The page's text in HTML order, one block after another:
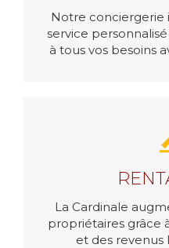
Notre conciergerie
service
à tous vos besoins
La Cardinale
propriétaires grâce
et des revenus